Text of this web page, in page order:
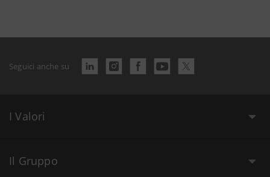
Seguici anche su
I Valori
Il Gruppo